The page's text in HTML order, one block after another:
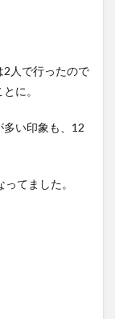
2人で行ったので
に。
い印象も、12
てました。